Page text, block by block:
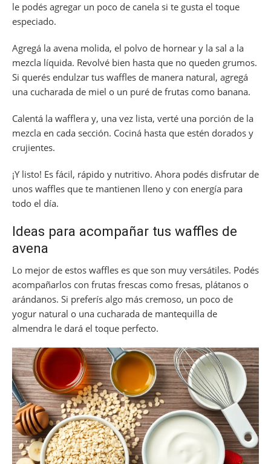
le podés agregar un poco de canela si te gusta el toque
especiado.
Agregá la avena molida, el polvo de hornear y la sal a la
mezcla líquida. Revolvé bien hasta que no queden grumos.
Si querés endulzar tus waffles de manera natural, agregá
una cucharada de miel o un puré de frutas como banana.
Calentá la wafflera y, una vez lista, verté una porción de la
mezcla en cada sección. Cociná hasta que estén dorados y
crujientes.
¡Y listo! Es fácil, rápido y nutritivo. Ahora podés disfrutar de
unos waffles que te mantienen lleno y con energía para
todo el día.
Ideas para acompañar tus waffles de
avena
Lo mejor de estos waffles es que son muy versátiles. Podés
acompañarlos con frutas frescas como fresas, plátanos o
arándanos. Si preferís algo más cremoso, un poco de
yogur natural o una cucharada de mantequilla de
almendra le dará el toque perfecto.